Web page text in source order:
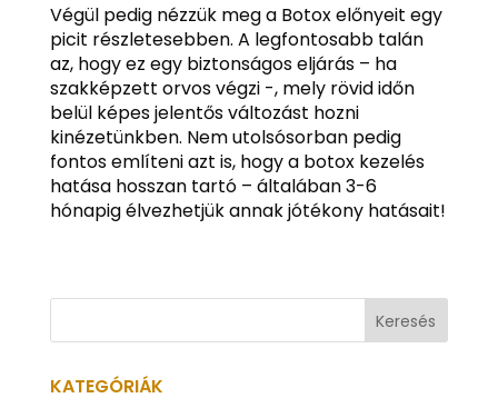
Végül pedig nézzük meg a Botox előnyeit egy
picit részletesebben. A legfontosabb talán
az, hogy ez egy biztonságos eljárás – ha
szakképzett orvos végzi -, mely rövid időn
belül képes jelentős változást hozni
kinézetünkben. Nem utolsósorban pedig
fontos említeni azt is, hogy a botox kezelés
hatása hosszan tartó – általában 3-6
hónapig élvezhetjük annak jótékony hatásait!
KATEGÓRIÁK